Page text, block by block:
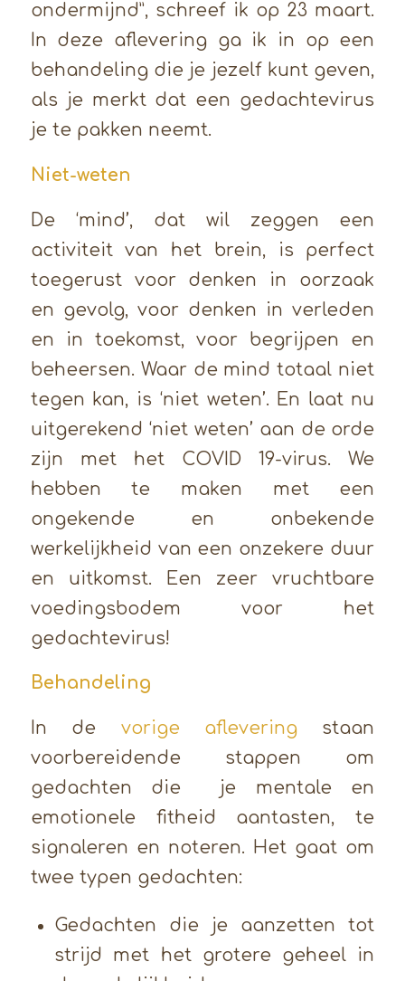
ondermijnd”, schreef ik op 23 maart.
In deze aflevering ga ik in op een
behandeling die je jezelf kunt geven,
als je merkt dat een gedachtevirus
je te pakken neemt.
Niet-weten
De ‘mind’, dat wil zeggen een
activiteit van het brein, is perfect
toegerust voor denken in oorzaak
en gevolg, voor denken in verleden
en in toekomst, voor begrijpen en
beheersen. Waar de mind totaal niet
tegen kan, is ‘niet weten’. En laat nu
uitgerekend ‘niet weten’ aan de orde
zijn met het COVID 19-virus. We
hebben te maken met een
ongekende en onbekende
werkelijkheid van een onzekere duur
en uitkomst. Een zeer vruchtbare
voedingsbodem voor het
gedachtevirus!
Behandeling
In de vorige afleveringstaan
voorbereidende stappen om
gedachten die je mentale en
emotionele fitheid aantasten, te
signaleren en noteren. Het gaat om
twee typen gedachten:
Gedachten die je aanzetten tot
strijd met het grotere geheel in